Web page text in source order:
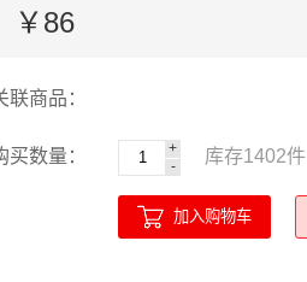
￥86
联商品：
买数量：
+
-
库存1402件
加入购物车